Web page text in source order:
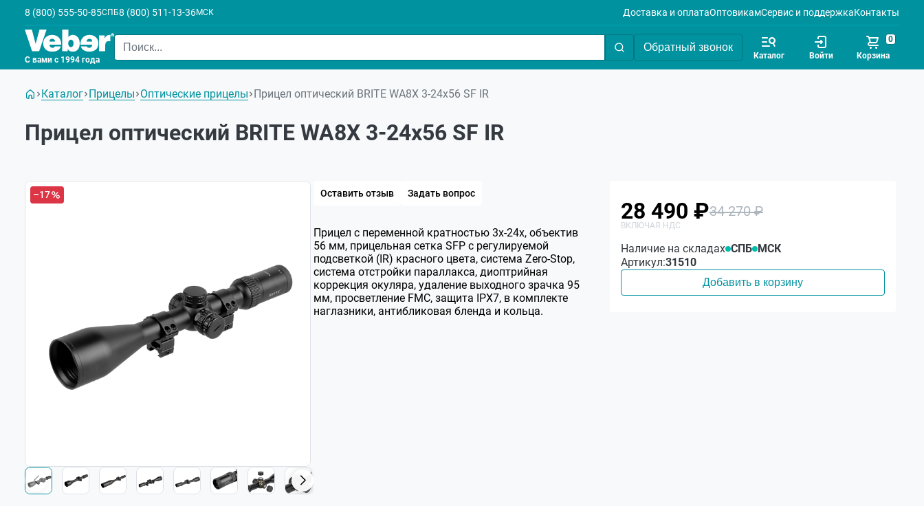
8 (800) 555-50-85СПБ8 (800) 511-13-36МСК Доставка и оплатаОптовикамСервис и поддержкаКонтакты
С вами с 1994 года
Обратный звонок
Каталог Войти Корзина
0
Каталог Прицелы Оптические прицелы Прицел оптический BRITE WA8X 3-24x56 SF IR
Прицел оптический BRITE WA8X 3-24x56 SF IR
–17 Оставить отзыв Задать вопрос
Прицел с переменной кратностью 3х-24х, объектив
56 мм, прицельная сетка SFP с регулируемой
подсветкой (IR) красного цвета, система Zero-Stop,
система отстройки параллакса, диоптрийная
коррекция окуляра, удаление выходного зрачка 95
мм, просветление FMC, защита IPX7, в комплекте
наглазники, антибликовая бленда и кольца.
28 490 ₽34 270 ₽
Наличие на складах СПБ МСК
Артикул:31510
Добавить в корзину